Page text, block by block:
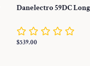
Danelectro 59DC Long
Normaler
$539.00